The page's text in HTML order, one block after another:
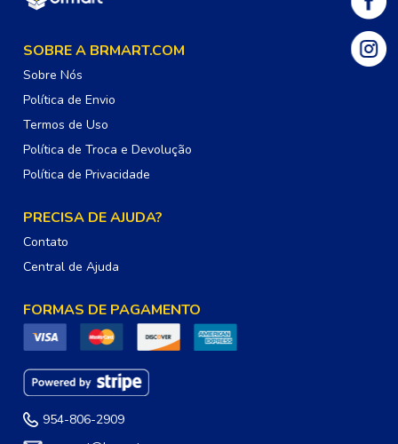
SOBRE A BRMART.COM
Sobre Nós
Política de Envio
Termos de Uso
Política de Troca e Devolução
Política de Privacidade
PRECISA DE AJUDA?
Contato
Central de Ajuda
FORMAS DE PAGAMENTO
954-806-2909